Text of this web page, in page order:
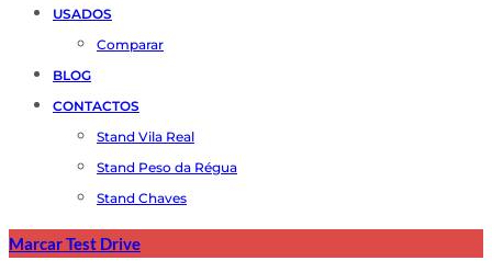
USADOS
Comparar
BLOG
CONTACTOS
Stand Vila Real
Stand Peso da Régua
Stand Chaves
Marcar Test Drive